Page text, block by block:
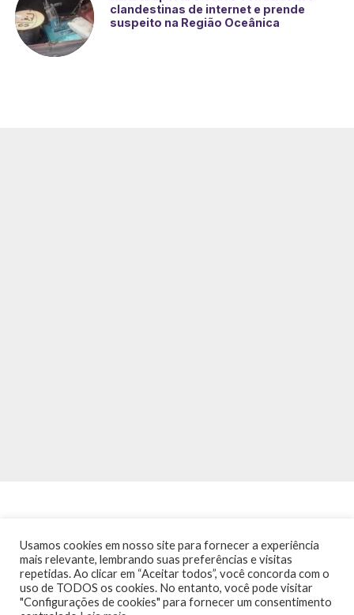
clandestinas de internet e prende
suspeito na Região Oceânica
INÍCIO NOTÍCIAS AGENDA CONTATO
TRÂNSITO NA PONTE
TERMOS DE USO / POLÍTICA DE PRIVACIDADE
Usamos cookies em nosso site para fornecer a experiência
mais relevante, lembrando suas preferências e visitas
repetidas. Ao clicar em “Aceitar todos”, você concorda com o
uso de TODOS os cookies. No entanto, você pode visitar
"Configurações de cookies" para fornecer um consentimento